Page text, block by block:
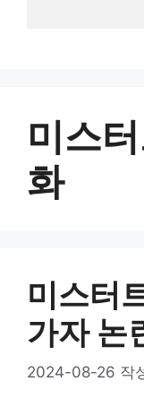
미스
화
미스터
가자 논
2024-08-26 작